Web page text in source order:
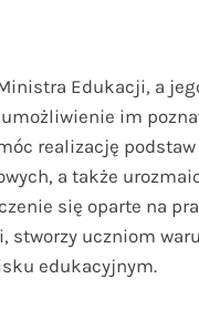
Edukacji, a
im
realizację
a także
się oparte na
uczniom
edukacyjnym.